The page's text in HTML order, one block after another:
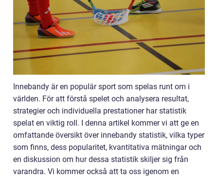
Innebandy är en populär sport som spelas runt om i
världen. För att förstå spelet och analysera resultat,
strategier och individuella prestationer har statistik
spelat en viktig roll. I denna artikel kommer vi att ge en
omfattande översikt över innebandy statistik, vilka typer
som finns, dess popularitet, kvantitativa mätningar och
en diskussion om hur dessa statistik skiljer sig från
varandra. Vi kommer också att ta oss igenom en